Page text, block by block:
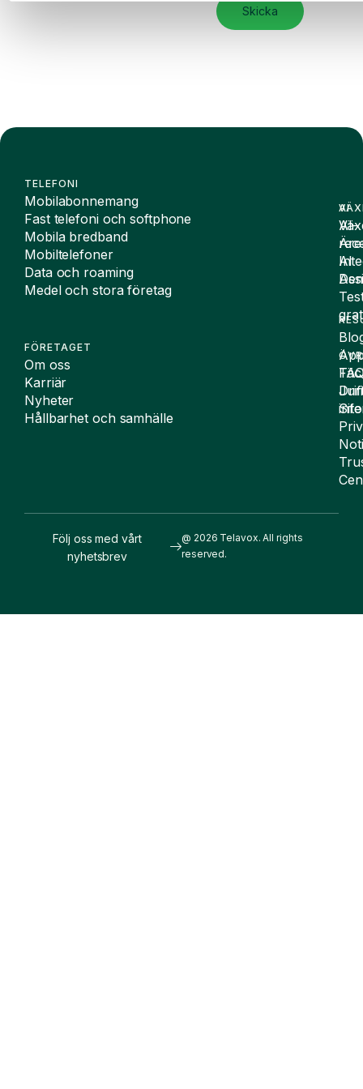
Skicka
TELEFONI
Mobilabonnemang
Fast telefoni och softphone
Mobila bredband
Mobiltelefoner
Data och roaming
Medel och stora företag
FÖRETAGET
Om oss
Karriär
Nyheter
Hållbarhet och samhälle
AI
AI-
AI
@ 2026 Telavox. All rights
reserved.
Följ oss med vårt
nyhetsbrev